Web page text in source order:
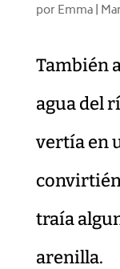
porEmma|
También
agua del
vertía en
traía
arenilla.